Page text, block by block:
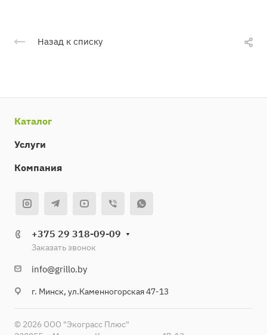
Назад к списку
Каталог
Услуги
Компания
+375 29 318-09-09
Заказать звонок
info@grillo.by
г. Минск, ул.Каменногорская 47-13
© 2026 ООО "Экограсс Плюс"